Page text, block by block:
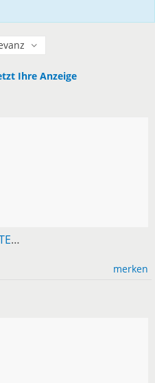
Ihre Anzeige
KLEINES HAUS IN KOHLSTETTEN, 105 M², 5 ZIMMER
merken